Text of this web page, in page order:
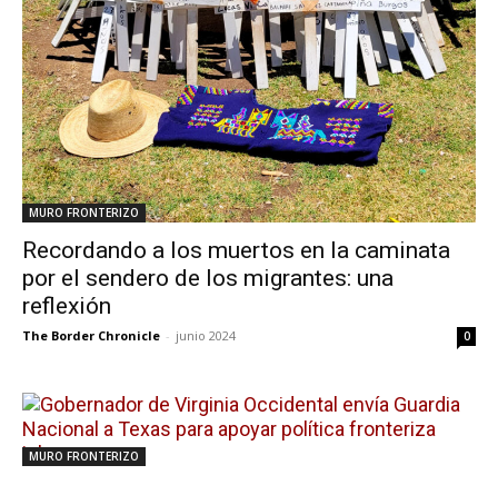
MURO FRONTERIZO
Recordando a los muertos en la caminata
por el sendero de los migrantes: una
reflexión
The Border Chronicle - junio 2024 0
MURO FRONTERIZO